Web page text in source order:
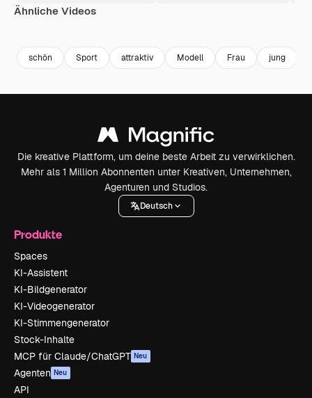
Ähnliche Videos
schön Sport attraktiv Modell Frau jung
Die kreative Plattform, um deine beste Arbeit zu verwirklichen.
Mehr als 1 Million Abonnenten unter Kreativen, Unternehmen,
Agenturen und Studios.
Deutsch
Produkte
Spaces
KI-Assistent
KI-Bildgenerator
KI-Videogenerator
KI-Stimmengenerator
Stock-Inhalte
MCP für Claude/ChatGPT Neu
Agenten Neu
API